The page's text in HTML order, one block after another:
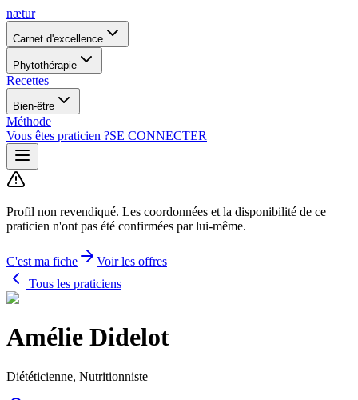
nætur
Carnet d'excellence
Phytothérapie
Recettes
Bien-être
Méthode
Vous êtes praticien ?SE CONNECTER
Profil non revendiqué. Les coordonnées et la disponibilité de ce
praticien n'ont pas été confirmées par lui-même.
C'est ma fiche
Voir les offres
Tous les praticiens
Amélie Didelot
Diététicienne, Nutritionniste